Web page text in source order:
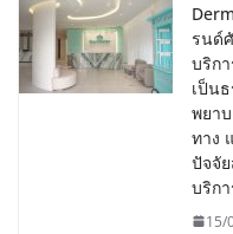
รนด์
บริก
เป็น
พยา
ทาง
ปัจจั
บริก
15/